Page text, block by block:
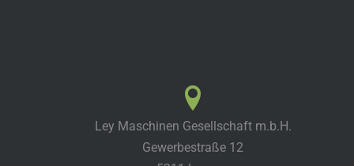
Ley Maschinen Gesellschaft m.b.H.
Gewerbestraße 12